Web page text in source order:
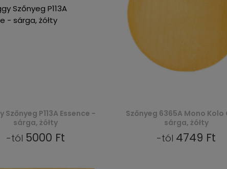
Szőnyeg P113A Essence -
sárga, żółty
-tól 5000 Ft
Szőnyeg 6365A Mono Kolo
sárga, żółty
-tól 4749 Ft